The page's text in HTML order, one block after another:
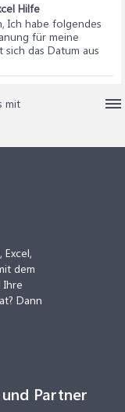
Hilfe
Ich habe folgendes
für meine
das Datum aus
mit
dem
Ihre
Dann
Partner